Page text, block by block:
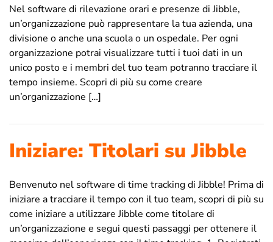
Nel software di rilevazione orari e presenze di Jibble,
un’organizzazione può rappresentare la tua azienda, una
divisione o anche una scuola o un ospedale. Per ogni
organizzazione potrai visualizzare tutti i tuoi dati in un
unico posto e i membri del tuo team potranno tracciare il
tempo insieme. Scopri di più su come creare
un’organizzazione […]
Iniziare: Titolari su Jibble
Benvenuto nel software di time tracking di Jibble! Prima di
iniziare a tracciare il tempo con il tuo team, scopri di più su
come iniziare a utilizzare Jibble come titolare di
un’organizzazione e segui questi passaggi per ottenere il